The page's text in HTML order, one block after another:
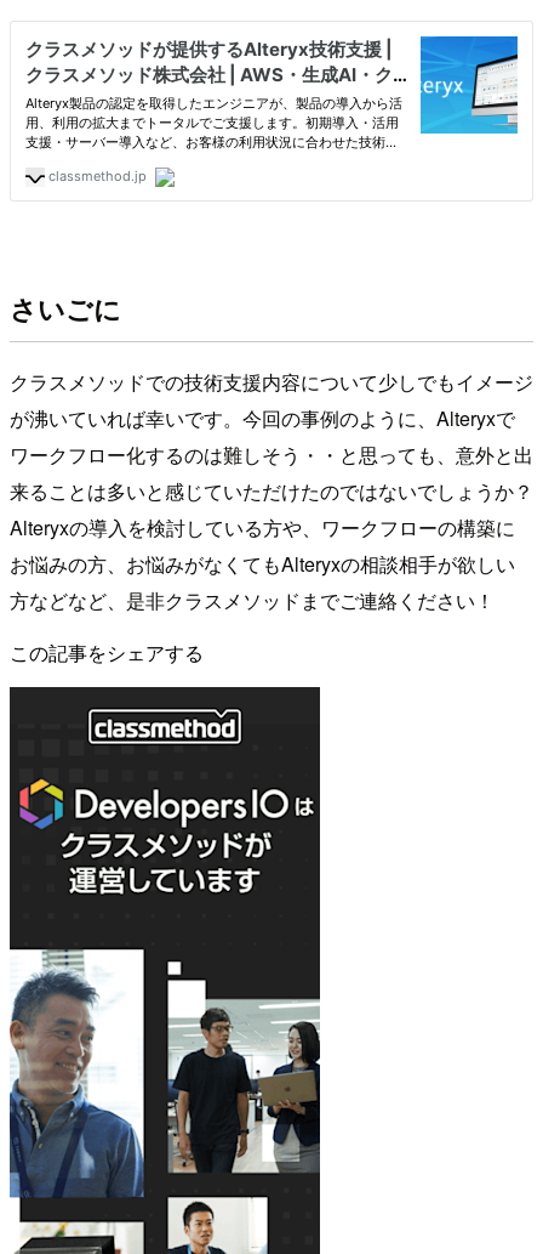
さいごに
クラスメソッドでの技術支援内容について少しでもイメージ
が沸いていれば幸いです。今回の事例のように、Alteryxで
ワークフロー化するのは難しそう・・と思っても、意外と出
来ることは多いと感じていただけたのではないでしょうか？
Alteryxの導入を検討している方や、ワークフローの構築に
お悩みの方、お悩みがなくてもAlteryxの相談相手が欲しい
方などなど、是非クラスメソッドまでご連絡ください！
この記事をシェアする